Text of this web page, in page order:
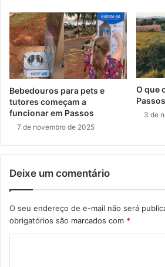
Bebedouros para pets e
tutores começam a
funcionar em Passos
7 de novembro de 2025
O que
3 de
Deixe um comentário
O seu endereço de e-mail não será
obrigatórios são marcados com *